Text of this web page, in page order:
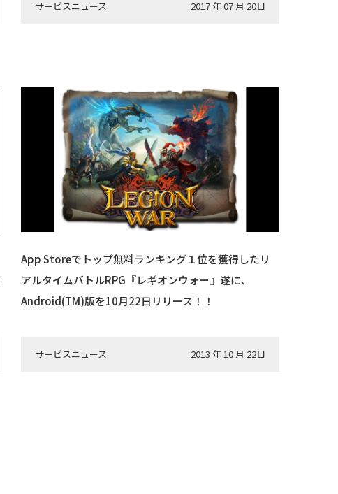
サービスニュース 2017 年 07 月 20日
App Storeでトップ無料ランキング１位を獲得したリ
アルタイムバトルRPG『レギオンウォー』遂に、
Android(TM)版を10月22日リリース！！
サービスニュース 2013 年 10 月 22日